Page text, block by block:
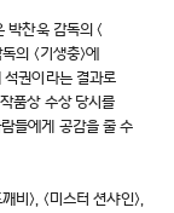
박찬욱 감독의 <
의 <기생충>에
권이라는 결과로
품상 수상 당시를
들에게 공감을 줄 수
비>, <미스터 션샤인>,